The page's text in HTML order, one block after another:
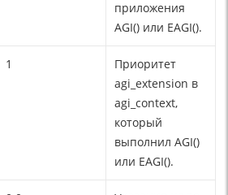
приложения
AGI() или EAGI().
1
Приоритет
agi_extension в
agi_context,
который
выполнил AGI()
или EAGI().